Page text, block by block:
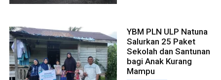
YBM PLN ULP Natuna
Salurkan 25 Paket
Sekolah dan Santunan
bagi Anak Kurang
Mampu